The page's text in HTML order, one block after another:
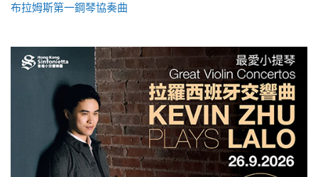
布拉姆斯第一鋼琴協奏曲